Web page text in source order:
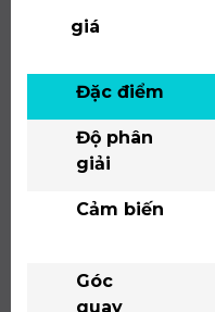
giá
Đặc điểm
Độ phân
giải
Cảm biến
Góc
quay